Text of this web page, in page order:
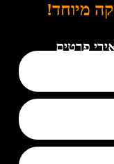
מיוחד!
פרטים